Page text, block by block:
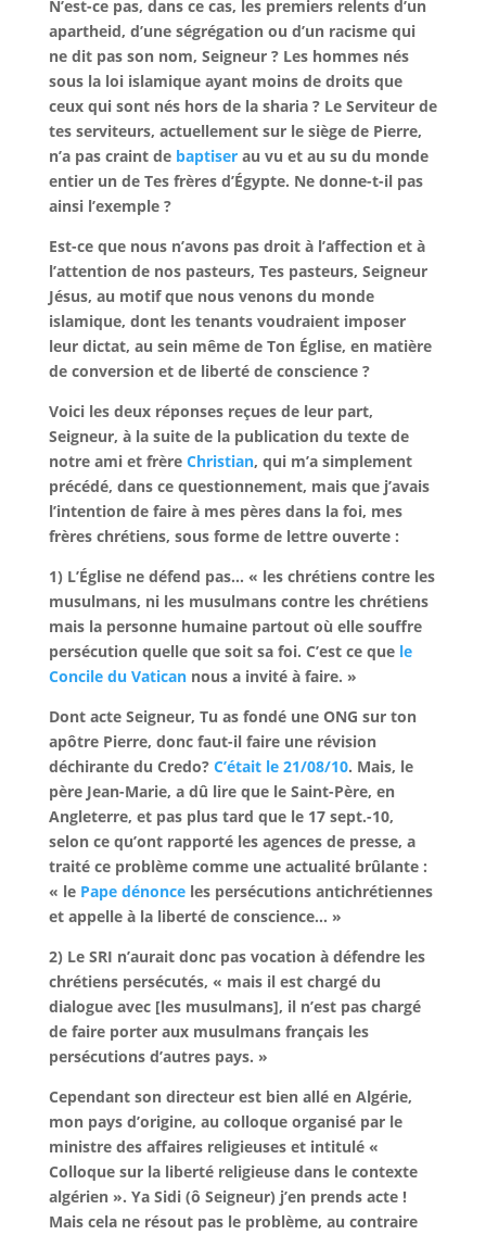
N’est-ce pas, dans ce cas, les premiers relents d’un
apartheid, d’une ségrégation ou d’un racisme qui
ne dit pas son nom, Seigneur ? Les hommes nés
sous la loi islamique ayant moins de droits que
ceux qui sont nés hors de la sharia ? Le Serviteur de
tes serviteurs, actuellement sur le siège de Pierre,
n’a pas craint de baptiserau vu et au su du monde
entier un de Tes frères d’Égypte. Ne donne-t-il pas
ainsi l’exemple ?
Est-ce que nous n’avons pas droit à l’affection et à
l’attention de nos pasteurs, Tes pasteurs, Seigneur
Jésus, au motif que nous venons du monde
islamique, dont les tenants voudraient imposer
leur dictat, au sein même de Ton Église, en matière
de conversion et de liberté de conscience ?
Voici les deux réponses reçues de leur part,
Seigneur, à la suite de la publication du texte de
notre ami et frère Christian, qui m’a simplement
précédé, dans ce questionnement, mais que j’avais
l’intention de faire à mes pères dans la foi, mes
frères chrétiens, sous forme de lettre ouverte :
1) L’Église ne défend pas… « les chrétiens contre les
musulmans, ni les musulmans contre les chrétiens
mais la personne humaine partout où elle souffre
persécution quelle que soit sa foi. C’est ce que le
Concile du Vaticannous a invité à faire. »
Dont acte Seigneur, Tu as fondé une ONG sur ton
apôtre Pierre, donc faut-il faire une révision
déchirante du Credo? C’était le 21/08/10. Mais, le
père Jean-Marie, a dû lire que le Saint-Père, en
Angleterre, et pas plus tard que le 17 sept.-10,
selon ce qu’ont rapporté les agences de presse, a
traité ce problème comme une actualité brûlante :
« le Pape dénonceles persécutions antichrétiennes
et appelle à la liberté de conscience… »
2) Le SRI n’aurait donc pas vocation à défendre les
chrétiens persécutés, « mais il est chargé du
dialogue avec [les musulmans], il n’est pas chargé
de faire porter aux musulmans français les
persécutions d’autres pays. »
Cependant son directeur est bien allé en Algérie,
mon pays d’origine, au colloque organisé par le
ministre des affaires religieuses et intitulé «
Colloque sur la liberté religieuse dans le contexte
algérien ». Ya Sidi (ô Seigneur) j’en prends acte !
Mais cela ne résout pas le problème, au contraire